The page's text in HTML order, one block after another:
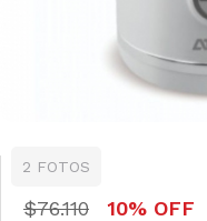
2 FOTOS
$76.110 10% OFF